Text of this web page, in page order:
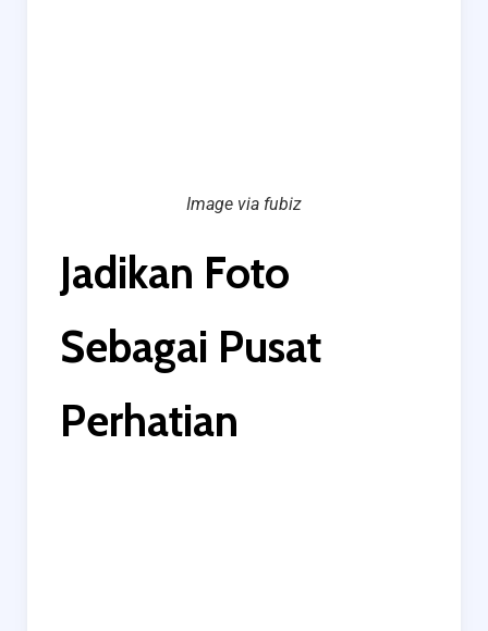
Image via fubiz
Jadikan Foto
Sebagai Pusat
Perhatian